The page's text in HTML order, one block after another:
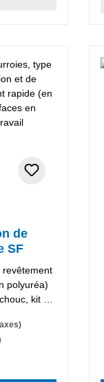
de
SF
revêtement
polyuréa)
kit de